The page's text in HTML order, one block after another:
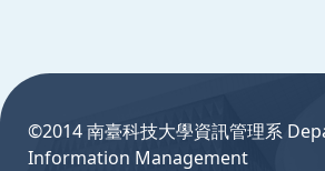
©2014 南臺科技大學資訊管理系
Information Management